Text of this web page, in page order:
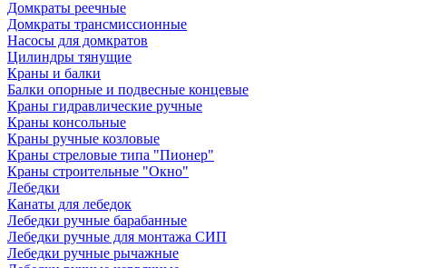
Домкраты реечные
Домкраты трансмиссионные
Насосы для домкратов
Цилиндры тянущие
Краны и балки
Балки опорные и подвесные концевые
Краны гидравлические ручные
Краны консольные
Краны ручные козловые
Краны стреловые типа "Пионер"
Краны строительные "Окно"
Лебедки
Канаты для лебедок
Лебедки ручные барабанные
Лебедки ручные для монтажа СИП
Лебедки ручные рычажные